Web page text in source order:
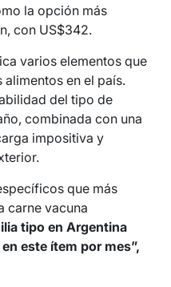
la opción más
con US$342.
varios elementos que
en el país.
del tipo de
combinada con una
impositiva y
que más
carne vacuna
tipo en Argentina
este ítem por mes”,